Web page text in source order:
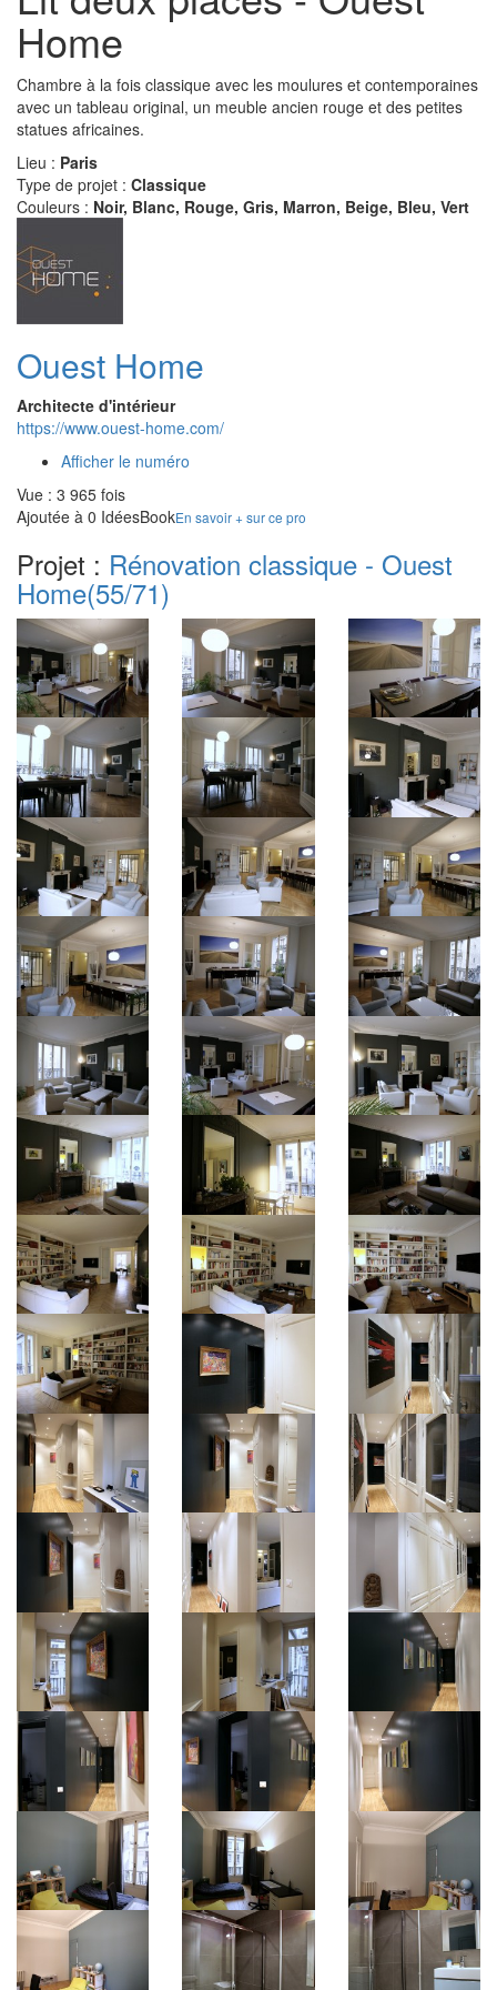
Home
Chambre à la fois classique avec les moulures et contemporaines
avec un tableau original, un meuble ancien rouge et des petites
statues africaines.
Lieu : Paris
Type de projet : Classique
Couleurs : Noir, Blanc, Rouge, Gris, Marron, Beige, Bleu, Vert
Ouest Home
Architecte d'intérieur
https://www.ouest-home.com/
Afficher le numéro
Vue : 3 965 fois
Ajoutée à 0 IdéesBookEn savoir + sur ce pro
Projet : Rénovation classique - Ouest
Home(55/71)